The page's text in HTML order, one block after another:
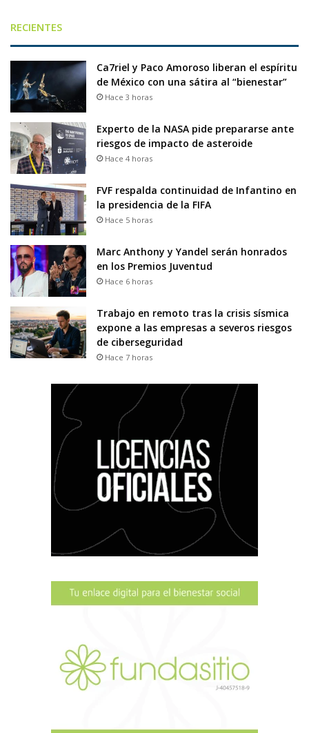
RECIENTES
Ca7riel y Paco Amoroso liberan el espíritu
de México con una sátira al “bienestar”
Hace 3 horas
Experto de la NASA pide prepararse ante
riesgos de impacto de asteroide
Hace 4 horas
FVF respalda continuidad de Infantino en
la presidencia de la FIFA
Hace 5 horas
Marc Anthony y Yandel serán honrados
en los Premios Juventud
Hace 6 horas
Trabajo en remoto tras la crisis sísmica
expone a las empresas a severos riesgos
de ciberseguridad
Hace 7 horas